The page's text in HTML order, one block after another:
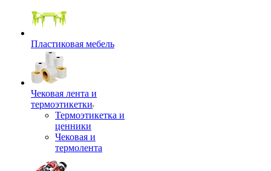
Пластиковая мебель
Чековая лента и
термоэтикетки
Термоэтикетка и
ценники
Чековая и
термолента